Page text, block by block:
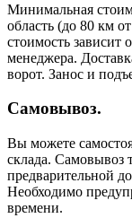
Минимальная
область (до 80 км
стоимость зависит
менеджера.
ворот. Занос и
Самовывоз.
Вы можете
склада. Самовывоз
предварительной
Необходимо
времени.